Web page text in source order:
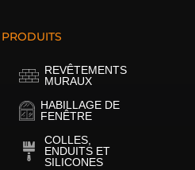
REVÊTEMENTS
MURAUX
HABILLAGE DE
FENÊTRE
COLLES,
ENDUITS ET
SILICONES